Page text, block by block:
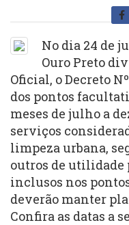
No dia 24 de
Ouro Preto
Oficial, o Decreto
dos pontos
meses de julho a
serviços
limpeza urbana,
outros de utilidade
inclusos nos
deverão manter
Confira as datas a